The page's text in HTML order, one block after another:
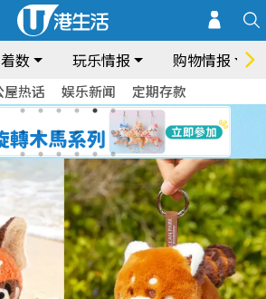
数 玩乐情报 购物情报
屋热话 娱乐新闻 定期存款